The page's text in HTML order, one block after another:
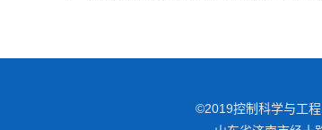
©2019控制科学与工